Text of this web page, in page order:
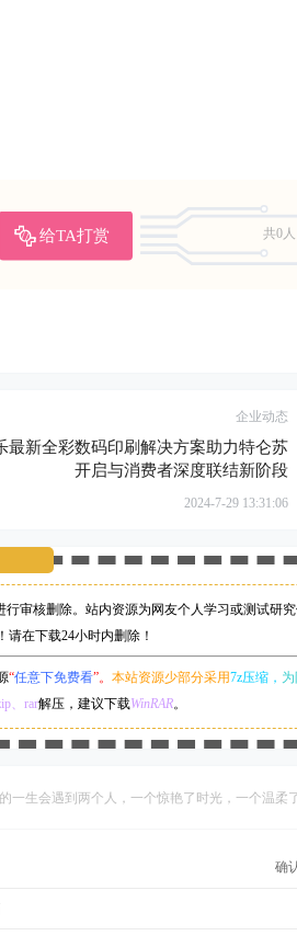
给TA打赏
共0人
企业动态
最新全彩数码印刷解决方案助力特仑苏
开启与消费者深度联结新阶段
2024-7-29 13:31:06
行审核删除。站内资源为网友个人学习或测试研
在下载24小时内删除！
“任意下免费看”。 本站资源少部分采用7z压缩，
、rar解压，建议下载WinRAR。
一生会遇到两个人，一个惊艳了时光，一个温柔
确